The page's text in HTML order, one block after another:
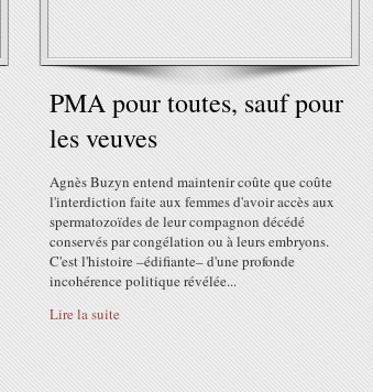
PMA pour toutes, sauf pour
les veuves
Agnès Buzyn entend maintenir coûte que coûte
l'interdiction faite aux femmes d'avoir accès aux
spermatozoïdes de leur compagnon décédé
conservés par congélation ou à leurs embryons.
C'est l'histoire –édifiante– d'une profonde
incohérence politique révélée...
Lire la suite